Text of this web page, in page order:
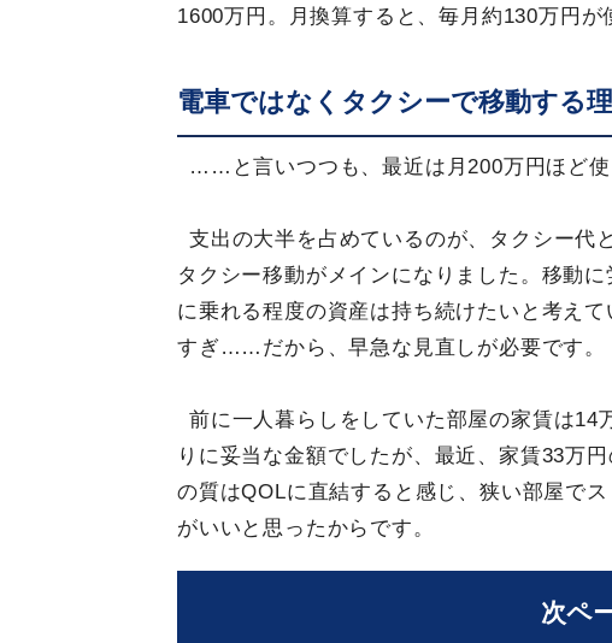
1600万円。月換算すると、毎月約130万円が
電車ではなくタクシーで移動する
……と言いつつも、最近は月200万円ほど使
支出の大半を占めているのが、タクシー代
タクシー移動がメインになりました。移動
に乗れる程度の資産は持ち続けたいと考え
すぎ……だから、早急な見直しが必要です。
前に一人暮らしをしていた部屋の家賃は14
りに妥当な金額でしたが、最近、家賃33万
の質はQOLに直結すると感じ、狭い部屋で
がいいと思ったからです。
次ペ